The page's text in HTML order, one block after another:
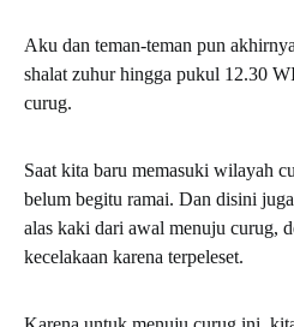
Aku dan teman-teman pun
shalat zuhur hingga pukul 12.30
curug.
Saat kita baru memasuki wilayah
belum begitu ramai. Dan disini
alas kaki dari awal menuju curug,
kecelakaan karena terpeleset.